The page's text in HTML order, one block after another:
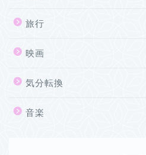
旅行
映画
気分転換
音楽